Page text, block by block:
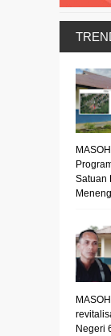
Satuan
Negeri